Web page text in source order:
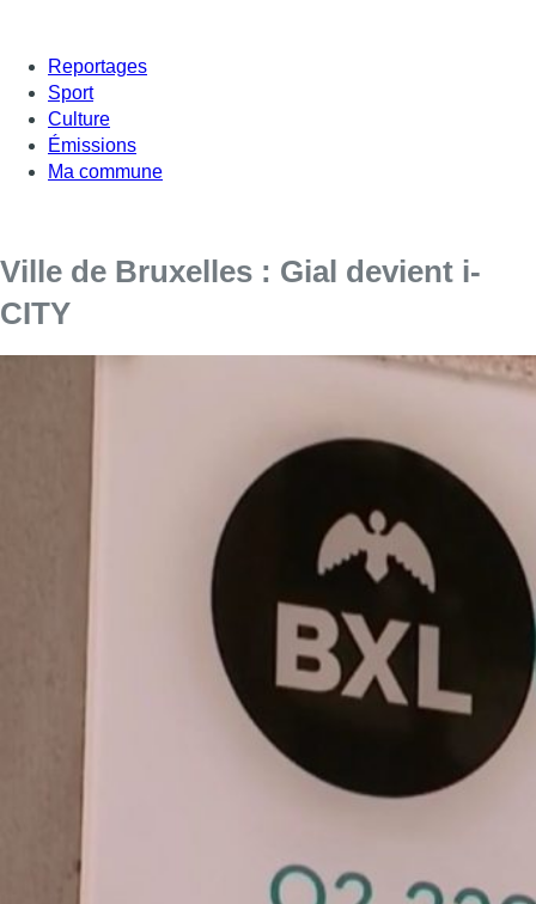
Reportages
Sport
Culture
Émissions
Ma commune
Ville de Bruxelles : Gial devient i-
CITY